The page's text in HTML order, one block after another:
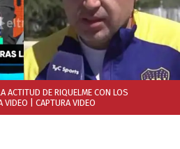
ACTITUD DE RIQUELME CON LOS
VIDEO | CAPTURA VIDEO